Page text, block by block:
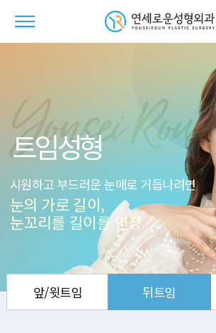
트임성형
시원하고 부드러운 눈매로 거듭나려면
눈의 가로 길이,
눈꼬리를 길이를 연장
앞/윗트임 뒤트임